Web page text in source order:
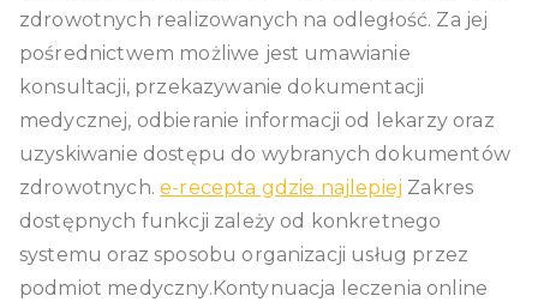
zdrowotnych realizowanych na odległość. Za jej
pośrednictwem możliwe jest umawianie
konsultacji, przekazywanie dokumentacji
medycznej, odbieranie informacji od lekarzy oraz
uzyskiwanie dostępu do wybranych dokumentów
zdrowotnych.e-recepta gdzie najlepiej Zakres
dostępnych funkcji zależy od konkretnego
systemu oraz sposobu organizacji usług przez
podmiot medyczny.Kontynuacja leczenia online